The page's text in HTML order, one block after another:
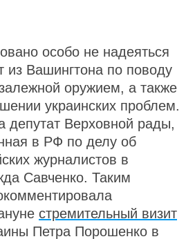
особо не надеяться
из Вашингтона по поводу
оружием, а также
украинских проблем.
депутат Верховной рады,
в РФ по делу об
журналистов в
Савченко. Таким
стремительный визит
Петра Порошенко в